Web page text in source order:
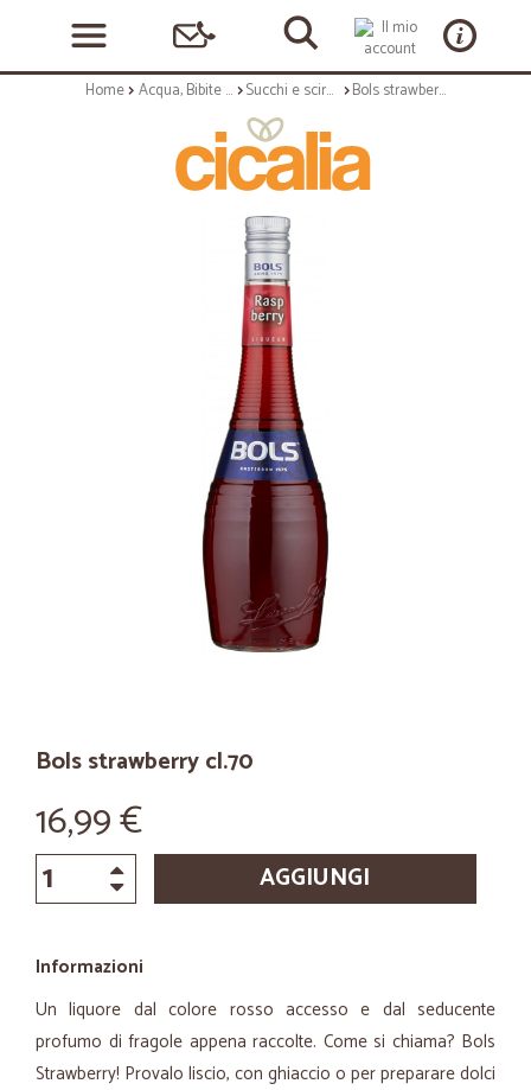
Home Acqua, Bibite e Alcolici Succhi e sciroppi Bols strawberry cl.70
Bols strawberry cl.70
16,99 €
AGGIUNGI
Informazioni
Un liquore dal colore rosso accesso e dal seducente
profumo di fragole appena raccolte. Come si chiama? Bols
Strawberry! Provalo liscio, con ghiaccio o per preparare dolci